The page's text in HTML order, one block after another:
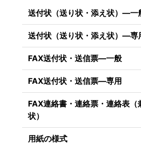
送付状（送り状・添え状）―一
送付状（送り状・添え状）―専
FAX送付状・送信票―一般
FAX送付状・送信票―専用
FAX連絡書・連絡票・連絡表（
状）
用紙の様式